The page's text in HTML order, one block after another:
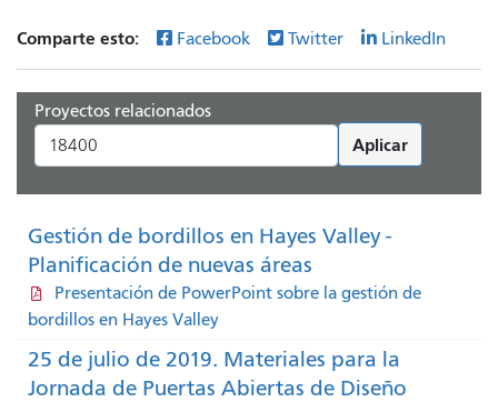
Comparte esto: Facebook Twitter LinkedIn
Proyectos relacionados
Aplicar
Gestión de bordillos en Hayes Valley -
Planificación de nuevas áreas
Presentación de PowerPoint sobre la gestión de
bordillos en Hayes Valley
25 de julio de 2019. Materiales para la
Jornada de Puertas Abiertas de Diseño